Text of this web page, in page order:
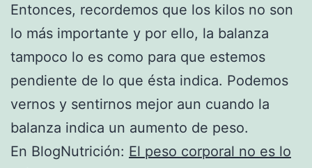
Entonces, recordemos que los kilos no son
lo más importante y por ello, la balanza
tampoco lo es como para que estemos
pendiente de lo que ésta indica. Podemos
vernos y sentirnos mejor aun cuando la
balanza indica un aumento de peso.
En BlogNutrición: El peso corporal no es lo